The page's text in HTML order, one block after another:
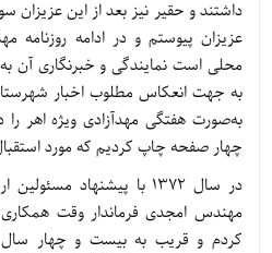
داشتند و حقیر نیز بعد از این عزیزان
عزیزان پیوستم و در ادامه روزنامه
محلی است نمایندگی و خبرنگاری آن
به جهت انعکاس مطلوب اخبار
به‌صورت هفتگی مهدآزادی ویژه اهر
چهار صفحه چاپ کردیم که مورد
در سال 1372 با پیشنهاد
مهندس امجدی فرماندار وقت
کردم و قریب به بیست و چهار